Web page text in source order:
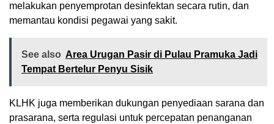
melakukan penyemprotan desinfektan secara rutin, dan
memantau kondisi pegawai yang sakit.
See also Area Urugan Pasir di Pulau Pramuka Jadi
Tempat Bertelur Penyu Sisik
KLHK juga memberikan dukungan penyediaan sarana dan
prasarana, serta regulasi untuk percepatan penanganan